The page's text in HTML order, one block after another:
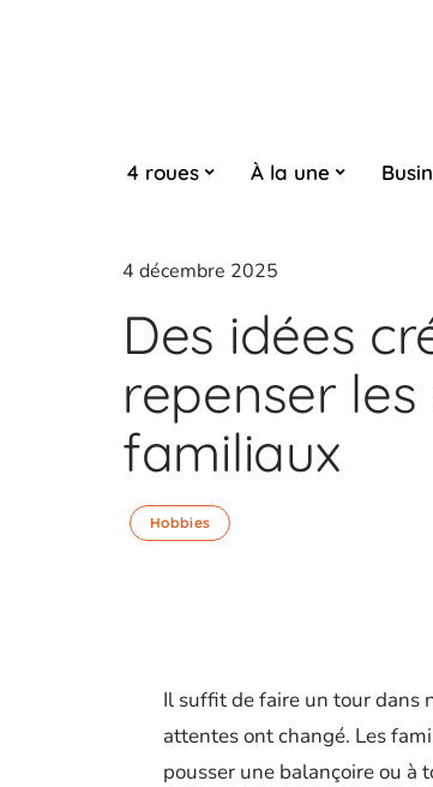
4 roues À la une
4 décembre 2025
Des idées
repenser
familiaux
Hobbies
Il suffit de faire un tour dans
attentes ont changé. Les
pousser une balançoire ou à